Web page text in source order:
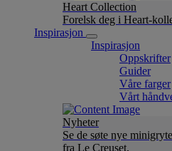
Heart Collection
Forelsk deg i Heart-
Inspirasjon
Inspirasjon
Oppskrifter
Guider
Våre farger
Vårt
Nyheter
Se de søte nye
fra Le Creuset.